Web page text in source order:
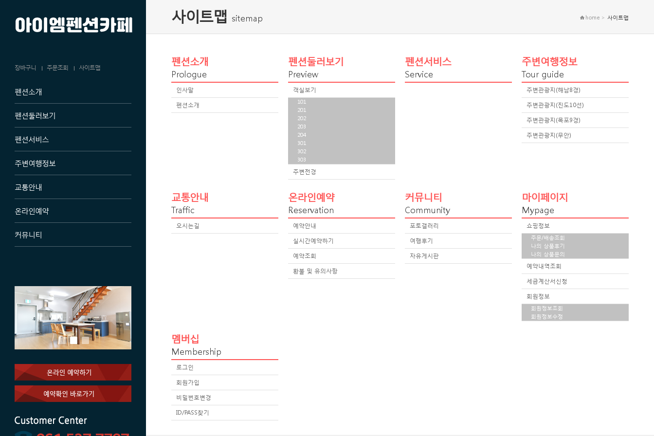
장바구니 주문조회 사이트맵
펜션소개
펜션둘러보기
펜션서비스
주변여행정보
교통안내
온라인예약
커뮤니티
사이트맵 sitemap home > 사이트맵
펜션소개
Prologue
인사말
펜션소개
펜션둘러보기
Preview
객실보기
101
201
202
203
204
301
302
303
주변전경
펜션서비스
Service
주변여행정보
Tour guide
주변관광지(해남8경)
주변관광지(진도10선)
주변관광지(목포9경)
주변관광지(무안)
교통안내
Traffic
오시는길
온라인예약
Reservation
예약안내
실시간예약하기
예약조회
환불 및 유의사항
커뮤니티
Community
포토갤러리
여행후기
자유게시판
마이페이지
Mypage
쇼핑정보
주문/배송조회
나의 상품후기
나의 상품문의
예약내역조회
세금계산서신청
회원정보
회원정보조회
회원정보수정
멤버십
Membership
로그인
회원가입
비밀번호변경
ID/PASS찾기